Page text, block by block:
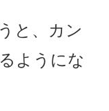
と、カン
ようにな